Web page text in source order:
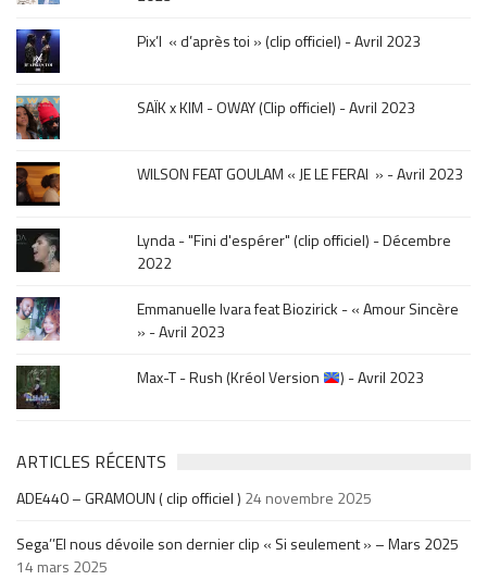
sur
le
mois
de
la
sortie
Pix’l « d’après toi » (clip officiel) - Avril 2023
SAÏK x KIM - OWAY (Clip officiel) - Avril 2023
WILSON FEAT GOULAM « JE LE FERAI » - Avril 2023
Lynda - "Fini d'espérer" (clip officiel) - Décembre
2022
Emmanuelle Ivara feat Biozirick - « Amour Sincère
» - Avril 2023
Max-T - Rush (Kréol Version
) - Avril 2023
ARTICLES RÉCENTS
ADE440 – GRAMOUN ( clip officiel ) 24 novembre 2025
Sega’’El nous dévoile son dernier clip « Si seulement » – Mars 2025
14 mars 2025